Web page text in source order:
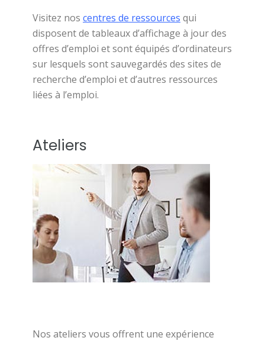
Visitez nos centres de ressources qui
disposent de tableaux d’affichage à jour des
offres d’emploi et sont équipés d’ordinateurs
sur lesquels sont sauvegardés des sites de
recherche d’emploi et d’autres ressources
liées à l’emploi.
Ateliers
Nos ateliers vous offrent une expérience